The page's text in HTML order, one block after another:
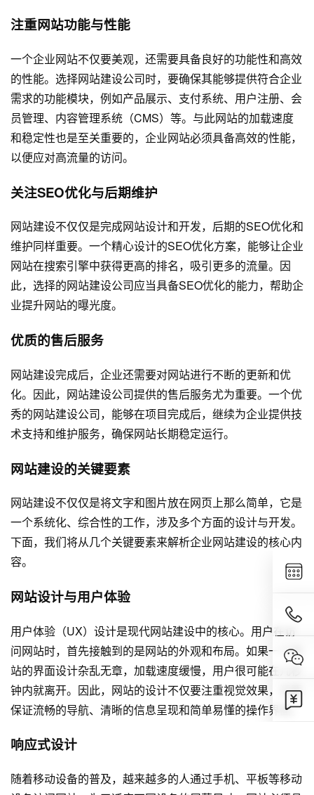
注重网站功能与性能
一个企业网站不仅要美观，还需要具备良好的功能性和高效
的性能。选择网站建设公司时，要确保其能够提供符合企业
需求的功能模块，例如产品展示、支付系统、用户注册、会
员管理、内容管理系统（CMS）等。与此网站的加载速度
和稳定性也是至关重要的，企业网站必须具备高效的性能，
以便应对高流量的访问。
关注SEO优化与后期维护
网站建设不仅仅是完成网站设计和开发，后期的SEO优化和
维护同样重要。一个精心设计的SEO优化方案，能够让企业
网站在搜索引擎中获得更高的排名，吸引更多的流量。因
此，选择的网站建设公司应当具备SEO优化的能力，帮助企
业提升网站的曝光度。
优质的售后服务
网站建设完成后，企业还需要对网站进行不断的更新和优
化。因此，网站建设公司提供的售后服务尤为重要。一个优
秀的网站建设公司，能够在项目完成后，继续为企业提供技
术支持和维护服务，确保网站长期稳定运行。
网站建设的关键要素
网站建设不仅仅是将文字和图片放在网页上那么简单，它是
一个系统化、综合性的工作，涉及多个方面的设计与开发。
下面，我们将从几个关键要素来解析企业网站建设的核心内
容。
网站设计与用户体验
用户体验（UX）设计是现代网站建设中的核心。用户在访
问网站时，首先接触到的是网站的外观和布局。如果一个网
站的界面设计杂乱无章，加载速度缓慢，用户很可能在几秒
钟内就离开。因此，网站的设计不仅要注重视觉效果，还要
保证流畅的导航、清晰的信息呈现和简单易懂的操作界面。
响应式设计
随着移动设备的普及，越来越多的人通过手机、平板等移动